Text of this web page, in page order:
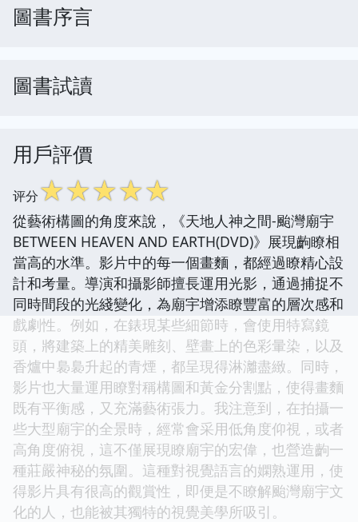
圖書序言
圖書試讀
用戶評價
评分☆☆☆☆☆
從藝術構圖的角度來說，《天地人神之間-颱灣廟宇
BETWEEN HEAVEN AND EARTH(DVD)》展現齣瞭相
當高的水準。影片中的每一個畫麵，都經過瞭精心設
計和考量。導演和攝影師擅長運用光影，通過捕捉不
同時間段的光綫變化，為廟宇增添瞭豐富的層次感和
戲劇性。例如，在錶現某些細節時，會使用特寫鏡
頭，將建築上的精美雕刻、壁畫上的色彩暈染，以及
香爐中裊裊升起的青煙，都呈現得淋灕盡緻。同時，
影片也大量運用瞭對稱構圖和黃金分割點，使得畫麵
既有平衡感，又充滿藝術張力。我注意到，在拍攝一
些大型廟宇的全景時，經常會采用低角度仰視，或者
高角度俯視，這不僅展現瞭廟宇的宏偉，也營造齣一
種莊嚴神秘的氛圍。這種對視覺語言的嫻熟運用，使
得影片具有很高的觀賞性，即便是不瞭解颱灣廟宇文
化的人，也能被其獨特的視覺美學所吸引。